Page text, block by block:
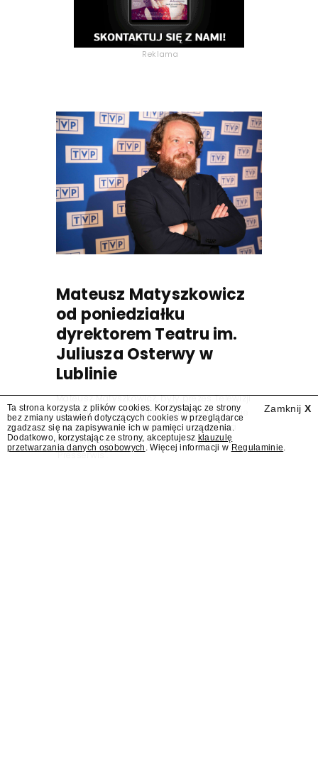
Reklama
Mateusz Matyszkowicz
od poniedziałku
dyrektorem Teatru im.
Juliusza Osterwy w
Lublinie
Mateusz Matyszkowicz, były prezes Telewizji
Polskiej, w poniedziałek 10 sierpnia obejmie
stanowisko dyrektora Teatru im. Juliusza
Osterwy w Lublinie – dowiedział się
"Presserwis".
Zamknij X
Ta strona korzysta z plików cookies. Korzystając ze strony
bez zmiany ustawień dotyczących cookies w przeglądarce
zgadzasz się na zapisywanie ich w pamięci urządzenia.
Dodatkowo, korzystając ze strony, akceptujesz klauzulę
przetwarzania danych osobowych . Więcej informacji w Regulaminie.